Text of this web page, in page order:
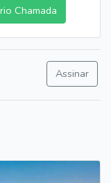
Chamada
Assinar